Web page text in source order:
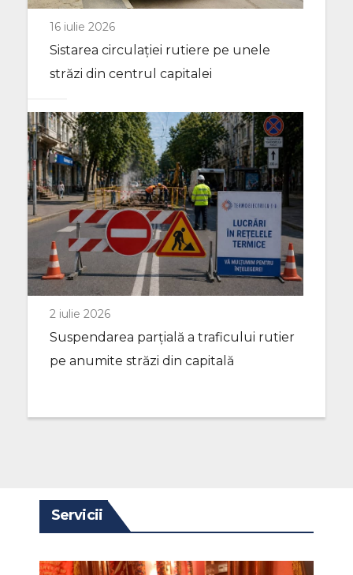
16 iulie 2026
Sistarea circulației rutiere pe unele
străzi din centrul capitalei
2 iulie 2026
Suspendarea parțială a traficului rutier
pe anumite străzi din capitală
Servicii